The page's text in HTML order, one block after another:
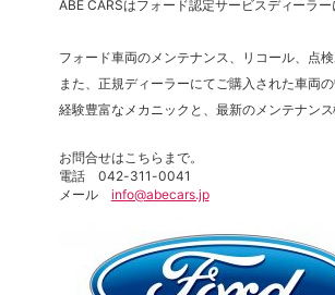
ABE CARSはフォード認定サービスディーラー
フォード車両のメンテナンス、リコール、点
また、正規ディーラーにてご購入された車両
経験豊富なメカニックと、最新のメンテナン
お問合せはこちらまで。
電話 042-311-0041
メール info@abecars.jp